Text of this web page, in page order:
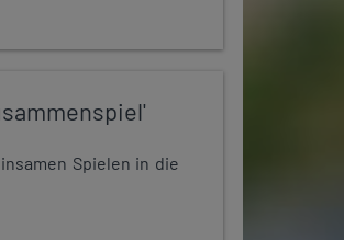
Spielen in die